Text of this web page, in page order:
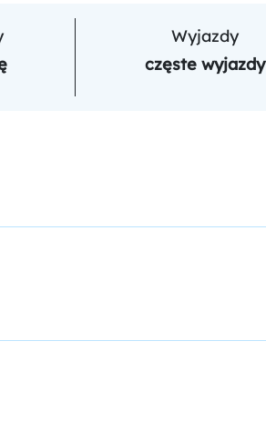
Wyjazdy
częste wyjazdy